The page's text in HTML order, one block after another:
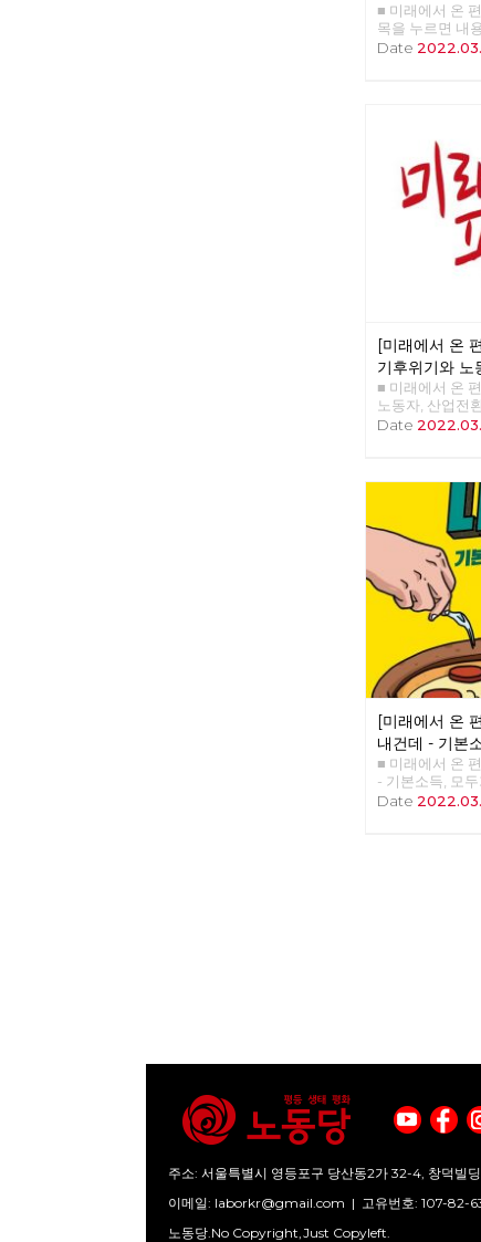
■ 미래에서 온
목을 누르면 내
를 띄우며 □ 기
요인 □ 사람 :
자 고유미 □ 도
모두가 차별없
미 예정되어 있
앨리 □ 만화 :
Date
[미래에서 온
기후위기와 노
체제전환으로
■ 미래에서 온
노동자, 산업전
>>>>>> 업로드
Date
[미래에서 온
내건데 - 기본
찾아야 할 권리
■ 미래에서 온
- 기본소득, 모
>>>>>> 업로드
Date
주소: 서울특별시 영등포구 당산동2가 32-4, 창덕빌
이메일: laborkr@gmail.com | 고유번호: 107-82-
노동당.No Copyright,Just Copyleft.